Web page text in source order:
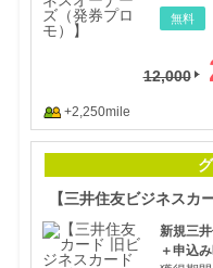
無料
12,000
+2,250mile
【三井住友ビジネスカ
新規三
＋申込